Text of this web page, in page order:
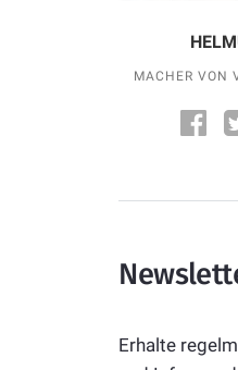
MACHER VON
Erhalte